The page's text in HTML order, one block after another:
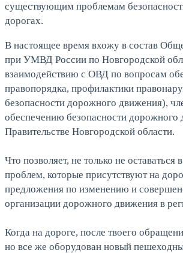
существующим проблемам
дорогах.
В настоящее время вхожу в состав
при УМВД России по Новгородской
взаимодействию с ОВД по вопросам
правопорядка, профилактики
безопасности дорожного движения),
обеспечению безопасности дорожного
Правительстве Новгородской области.
Что позволяет, не только не оставаться
проблем, которые присутствуют на
предложения по изменению и
организации дорожного движения в
Когда на дороге, после твоего
но все же оборудован новый